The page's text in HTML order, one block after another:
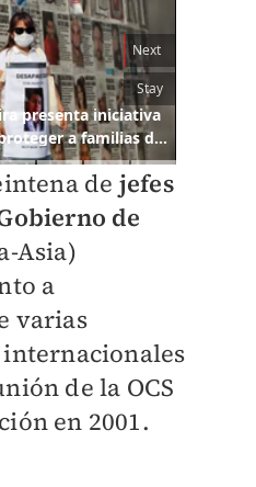
de jefes
de
Asia)
a
varias
de la OCS
en 2001.